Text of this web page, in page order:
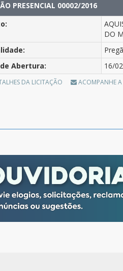
PRESENCIAL 00002/2016
DO
Abertura:
16/
DA LICITAÇÃO ACOMPANHE